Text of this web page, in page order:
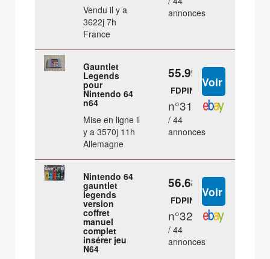
Vendu il y a
3622j 7h
France
annonces
Gauntlet
Legends
pour
Nintendo 64
n64
Mise en ligne il
y a 3570j 11h
Allemagne
55.99 €
FDPIN
n°31
/ 44
annonces
Nintendo 64
gauntlet
legends
version
coffret
manuel
complet
insérer jeu
N64
56.68 €
FDPIN
n°32
/ 44
annonces